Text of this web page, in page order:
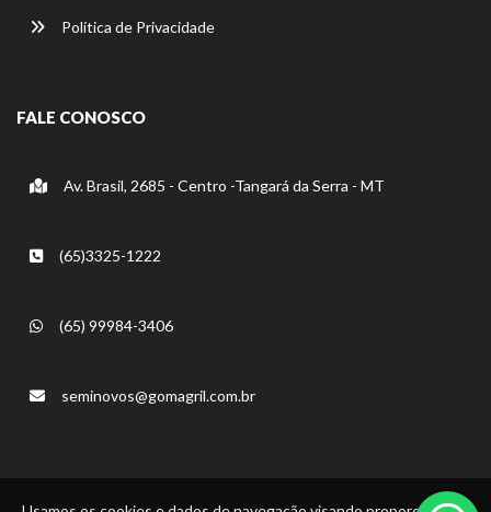
Política de Privacidade
FALE CONOSCO
Av. Brasil, 2685 - Centro -Tangará da Serra - MT
(65)3325-1222
(65) 99984-3406
seminovos@gomagril.com.br